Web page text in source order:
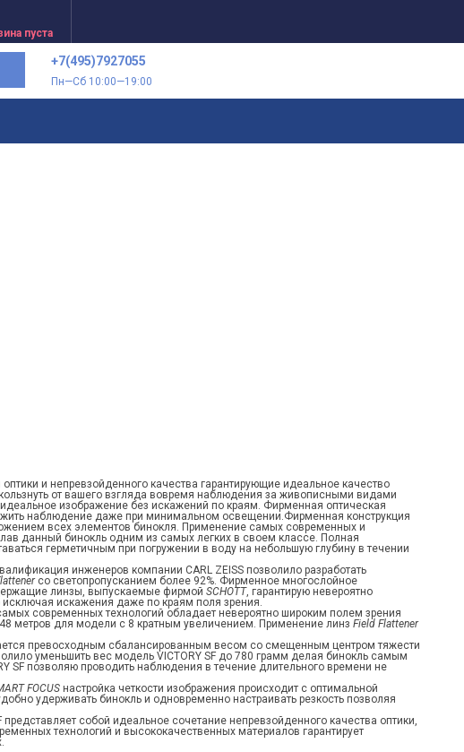
пуста
+7(495)7927055
Пн—Сб 10:00—19:00
и непревзойденного качества гарантирующие идеальное качество
от вашего взгляда вовремя наблюдения за живописными видами
изображение без искажений по краям. Фирменная оптическая
наблюдение даже при минимальном освещении.Фирменная конструкция
всех элементов бинокля. Применение самых современных и
данный бинокль одним из самых легких в своем классе. Полная
герметичным при погружении в воду на небольшую глубину в течении
инженеров компании CARL ZEISS позволило разработать
со светопропусканием более 92%. Фирменное многослойное
линзы, выпускаемые фирмой SCHOTT, гарантирую невероятно
искажения даже по краям поля зрения.
современных технологий обладает невероятно широким полем зрения
метров для модели с 8 кратным увеличением. Применение линз Field Flattener
превосходным сбалансированным весом со смещенным центром тяжести
уменьшить вес модель VICTORY SF до 780 грамм делая бинокль самым
SF позволяю проводить наблюдения в течение длительного времени не
FOCUS настройка четкости изображения происходит с оптимальной
удерживать бинокль и одновременно настраивать резкость позволяя
представляет собой идеальное сочетание непревзойденного качества оптики,
технологий и высококачественных материалов гарантирует